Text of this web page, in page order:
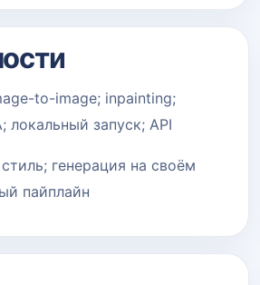
to-image; inpainting;
локальный запуск; API
генерация на своём
пайплайн